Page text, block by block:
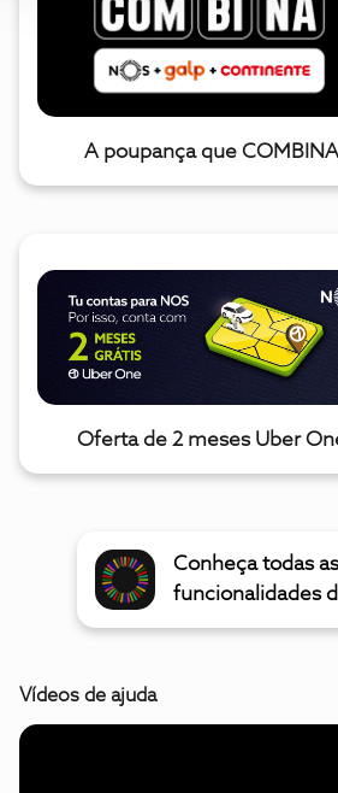
A poupança que COMBINA
Oferta de 2 meses Uber
Conheça todas as
funcionalidades
Vídeos de ajuda